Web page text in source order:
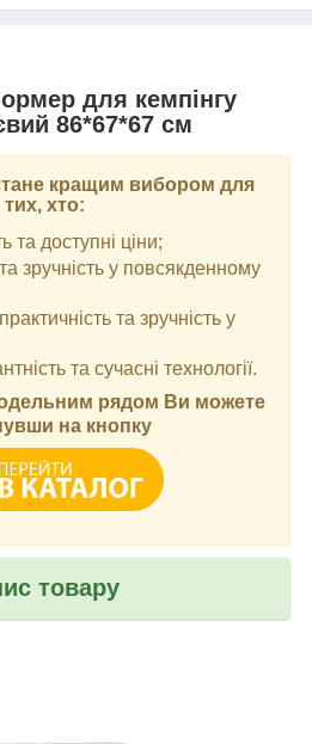
для кемпінгу
86*67*67 см
кращим вибором для
тих, хто:
та доступні ціни;
зручність у повсякденному
та зручність у
та сучасні технології.
рядом Ви можете
на кнопку
товару